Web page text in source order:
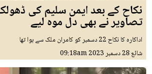
نکاح کے بعد ایمن سلیم کی
تصاویر نے بھی دل موہ لیے
اداکارہ کا نکاح 22 دسمبر کو کامران ملک سے ہوا تھا
شائع28 دسمبر 2023 09:18am